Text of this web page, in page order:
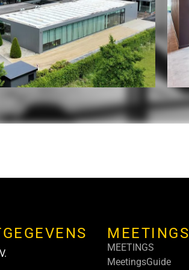
MEETINGS
MEETINGS
MeetingsGuide